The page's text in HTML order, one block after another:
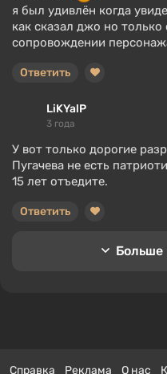
я был удивлён когда
как сказал джо но только
сопровождении
Ответить
LiKYalP
3 года
У вот только дорогие
Пугачева не есть
15 лет отъедите.
Ответить
Больше
Справка Реклама О нас